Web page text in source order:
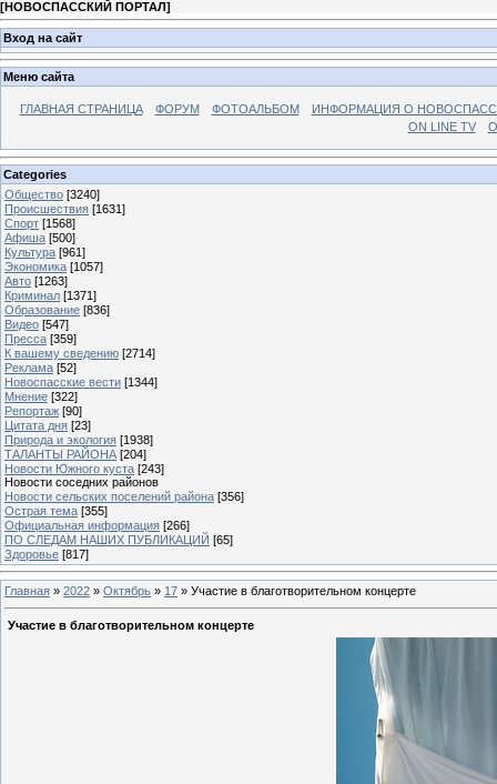
[НОВОСПАССКИЙ ПОРТАЛ]
Вход на сайт
Меню сайта
ГЛАВНАЯ СТРАНИЦА ФОРУМ ФОТОАЛЬБОМ
ИНФОРМАЦИЯ О
ON LINE TV
Categories
Общество [3240]
Происшествия [1631]
Спорт [1568]
Афиша [500]
Культура [961]
Экономика [1057]
Авто [1263]
Криминал [1371]
Образование [836]
Видео [547]
Пресса [359]
К вашему сведению [2714]
Реклама [52]
Новоспасские вести [1344]
Мнение [322]
Репортаж [90]
Цитата дня [23]
Природа и экология [1938]
ТАЛАНТЫ РАЙОНА [204]
Новости Южного куста [243]
Новости соседних районов
Новости сельских поселений района [356]
Острая тема [355]
Официальная информация [266]
ПО СЛЕДАМ НАШИХ ПУБЛИКАЦИЙ [65]
Здоровье [817]
Главная » 2022 » Октябрь » 17 » Участие в благотворительном концерте
Участие в благотворительном концерте